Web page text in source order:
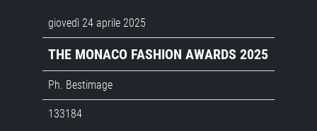
giovedì 24 aprile 2025
THE MONACO FASHION AWARDS 2025
Ph. Bestimage
133184